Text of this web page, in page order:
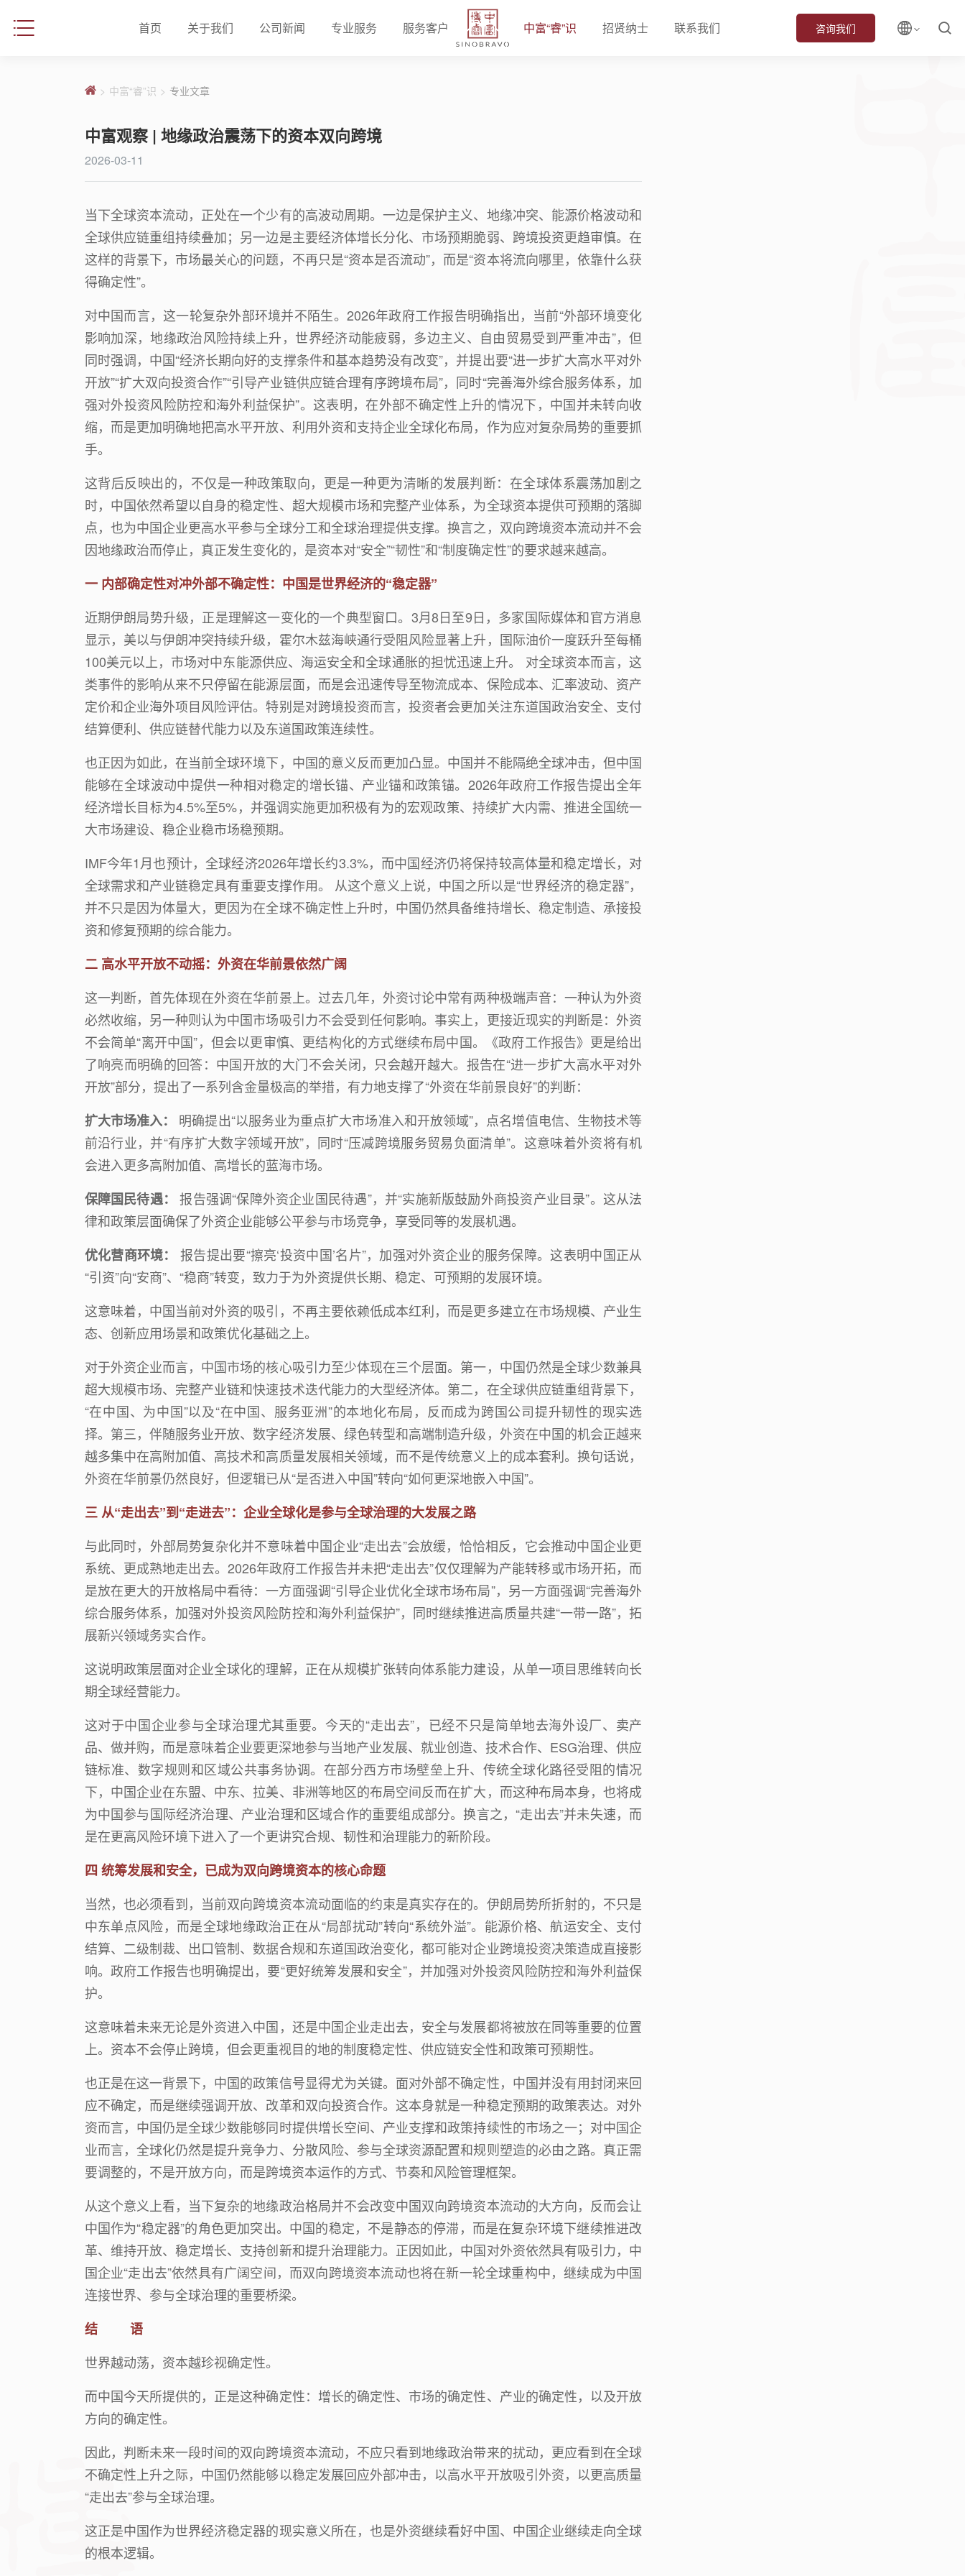
首页 关于我们 公司新闻 专业服务 服务客户 中富“睿”识 招贤纳士 联系我们 咨询我们
> 中富“睿”识 > 专业文章
中富观察 | 地缘政治震荡下的资本双向跨境
2026-03-11
当下全球资本流动，正处在一个少有的高波动周期。一边是保护主义、地缘冲突、能源价格波动和
全球供应链重组持续叠加；另一边是主要经济体增长分化、市场预期脆弱、跨境投资更趋审慎。在
这样的背景下，市场最关心的问题，不再只是“资本是否流动”，而是“资本将流向哪里，依靠什么获
得确定性”。
对中国而言，这一轮复杂外部环境并不陌生。 2026年政府工作报告明确指出，当前“外部环境变化
影响加深，地缘政治风险持续上升，世界经济动能疲弱，多边主义、自由贸易受到严重冲击”，但
同时强调，中国“经济长期向好的支撑条件和基本趋势没有改变”，并提出要“进一步扩大高水平对外
开放”“扩大双向投资合作”“引导产业链供应链合理有序跨境布局”，同时“完善海外综合服务体系，加
强对外投资风险防控和海外利益保护”。这表明，在外部不确定性上升的情况下，中国并未转向收
缩，而是更加明确地把高水平开放、利用外资和支持企业全球化布局，作为应对复杂局势的重要抓
手。
这背后反映出的，不仅是一种政策取向，更是一种更为清晰的发展判断：在全球体系震荡加剧之
时，中国依然希望以自身的稳定性、超大规模市场和完整产业体系，为全球资本提供可预期的落脚
点，也为中国企业更高水平参与全球分工和全球治理提供支撑。换言之，双向跨境资本流动并不会
因地缘政治而停止，真正发生变化的，是资本对“安全”“韧性”和“制度确定性”的要求越来越高。
一 内部确定性对冲外部不确定性： 中国是世界经济的“稳定器”
近期伊朗局势升级，正是理解这一变化的一个典型窗口。 3月8日至9日，多家国际媒体和官方消息
显示，美以与伊朗冲突持续升级，霍尔木兹海峡通行受阻风险显著上升，国际油价一度跃升至每桶
100美元以上，市场对中东能源供应、海运安全和全球通胀的担忧迅速上升。 对全球资本而言，这
类事件的影响从来不只停留在能源层面，而是会迅速传导至物流成本、保险成本、汇率波动、资产
定价和企业海外项目风险评估。特别是对跨境投资而言，投资者会更加关注东道国政治安全、支付
结算便利、供应链替代能力以及东道国政策连续性。
也正因为如此，在当前全球环境下，中国的意义反而更加凸显。中国并不能隔绝全球冲击，但中国
能够在全球波动中提供一种相对稳定的增长锚、产业锚和政策锚。 2026年政府工作报告提出全年
经济增长目标为4.5%至5%，并强调实施更加积极有为的宏观政策、持续扩大内需、推进全国统一
大市场建设、稳企业稳市场稳预期。
IMF今年1月也预计，全球经济2026年增长约3.3%，而中国经济仍将保持较高体量和稳定增长，对
全球需求和产业链稳定具有重要支撑作用。 从这个意义上说，中国之所以是“世界经济的稳定器”，
并不只是因为体量大，更因为在全球不确定性上升时，中国仍然具备维持增长、稳定制造、承接投
资和修复预期的综合能力。
二 高水平开放不动摇：外资在华前景依然广阔
这一判断，首先体现在外资在华前景上。过去几年，外资讨论中常有两种极端声音：一种认为外资
必然收缩，另一种则认为中国市场吸引力不会受到任何影响。事实上，更接近现实的判断是：外资
不会简单“离开中国”，但会以更审慎、更结构化的方式继续布局中国。《政府工作报告》更是给出
了响亮而明确的回答：中国开放的大门不会关闭，只会越开越大。报告在“进一步扩大高水平对外
开放”部分，提出了一系列含金量极高的举措，有力地支撑了“外资在华前景良好”的判断：
扩大市场准入：
明确提出“以服务业为重点扩大市场准入和开放领域”，点名增值电信、生物技术等
前沿行业，并“有序扩大数字领域开放”，同时“压减跨境服务贸易负面清单”。这意味着外资将有机
会进入更多高附加值、高增长的蓝海市场。
保障国民待遇：
报告强调“保障外资企业国民待遇”，并“实施新版鼓励外商投资产业目录”。这从法
律和政策层面确保了外资企业能够公平参与市场竞争，享受同等的发展机遇。
优化营商环境：
报告提出要“擦亮‘投资中国’名片”，加强对外资企业的服务保障。这表明中国正从
“引资”向“安商”、 “稳商”转变，致力于为外资提供长期、稳定、可预期的发展环境。
这意味着，中国当前对外资的吸引，不再主要依赖低成本红利，而是更多建立在市场规模、产业生
态、创新应用场景和政策优化基础之上。
对于外资企业而言，中国市场的核心吸引力至少体现在三个层面。第一，中国仍然是全球少数兼具
超大规模市场、完整产业链和快速技术迭代能力的大型经济体。第二，在全球供应链重组背景下，
“在中国、为中国”以及“在中国、服务亚洲”的本地化布局，反而成为跨国公司提升韧性的现实选
择。第三，伴随服务业开放、数字经济发展、绿色转型和高端制造升级，外资在中国的机会正越来
越多集中在高附加值、高技术和高质量发展相关领域，而不是传统意义上的成本套利。换句话说，
外资在华前景仍然良好，但逻辑已从“是否进入中国”转向“如何更深地嵌入中国”。
三从“走出去”到“走进去”： 企业全球化是参与全球治理的大发展之路
与此同时，外部局势复杂化并不意味着中国企业“走出去”会放缓，恰恰相反，它会推动中国企业更
系统、更成熟地走出去。 2026年政府工作报告并未把“走出去”仅仅理解为产能转移或市场开拓，而
是放在更大的开放格局中看待：一方面强调“引导企业优化全球市场布局”，另一方面强调“完善海外
综合服务体系，加强对外投资风险防控和海外利益保护”，同时继续推进高质量共建“一带一路”，拓
展新兴领域务实合作。
这说明政策层面对企业全球化的理解，正在从规模扩张转向体系能力建设，从单一项目思维转向长
期全球经营能力。
这对于中国企业参与全球治理尤其重要。今天的“走出去”，已经不只是简单地去海外设厂、卖产
品、做并购，而是意味着企业要更深地参与当地产业发展、就业创造、技术合作、 ESG治理、供应
链标准、数字规则和区域公共事务协调。在部分西方市场壁垒上升、传统全球化路径受阻的情况
下，中国企业在东盟、中东、拉美、非洲等地区的布局空间反而在扩大，而这种布局本身，也将成
为中国参与国际经济治理、产业治理和区域合作的重要组成部分。换言之， “走出去”并未失速，而
是在更高风险环境下进入了一个更讲究合规、韧性和治理能力的新阶段。
四 统筹发展和安全， 已成为双向跨境资本的核心命题
当然，也必须看到，当前双向跨境资本流动面临的约束是真实存在的。伊朗局势所折射的，不只是
中东单点风险，而是全球地缘政治正在从“局部扰动”转向“系统外溢”。能源价格、航运安全、支付
结算、二级制裁、出口管制、数据合规和东道国政治变化，都可能对企业跨境投资决策造成直接影
响。政府工作报告也明确提出，要“更好统筹发展和安全”，并加强对外投资风险防控和海外利益保
护。
这意味着未来无论是外资进入中国，还是中国企业走出去，安全与发展都将被放在同等重要的位置
上。资本不会停止跨境，但会更重视目的地的制度稳定性、供应链安全性和政策可预期性。
也正是在这一背景下，中国的政策信号显得尤为关键。面对外部不确定性，中国并没有用封闭来回
应不确定，而是继续强调开放、改革和双向投资合作。这本身就是一种稳定预期的政策表达。对外
资而言，中国仍是全球少数能够同时提供增长空间、产业支撑和政策持续性的市场之一；对中国企
业而言，全球化仍然是提升竞争力、分散风险、参与全球资源配置和规则塑造的必由之路。真正需
要调整的，不是开放方向，而是跨境资本运作的方式、节奏和风险管理框架。
从这个意义上看，当下复杂的地缘政治格局并不会改变中国双向跨境资本流动的大方向，反而会让
中国作为“稳定器”的角色更加突出。中国的稳定，不是静态的停滞，而是在复杂环境下继续推进改
革、维持开放、稳定增长、支持创新和提升治理能力。正因如此，中国对外资依然具有吸引力，中
国企业“走出去”依然具有广阔空间，而双向跨境资本流动也将在新一轮全球重构中，继续成为中国
连接世界、参与全球治理的重要桥梁。
结 语
世界越动荡，资本越珍视确定性。
而中国今天所提供的，正是这种确定性：增长的确定性、市场的确定性、产业的确定性，以及开放
方向的确定性。
因此，判断未来一段时间的双向跨境资本流动，不应只看到地缘政治带来的扰动，更应看到在全球
不确定性上升之际，中国仍然能够以稳定发展回应外部冲击，以高水平开放吸引外资，以更高质量
“走出去”参与全球治理。
这正是中国作为世界经济稳定器的现实意义所在，也是外资继续看好中国、中国企业继续走向全球
的根本逻辑。